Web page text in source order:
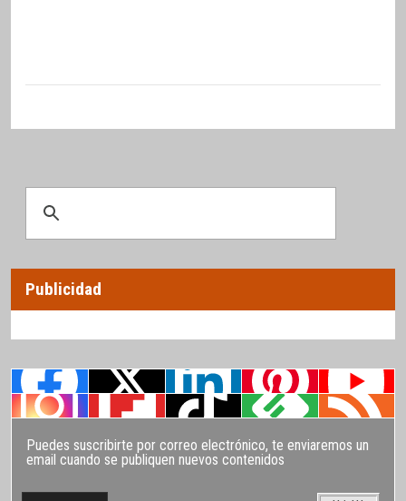
Publicidad
Puedes suscribirte por correo electrónico, te enviaremos un
email cuando se publiquen nuevos contenidos